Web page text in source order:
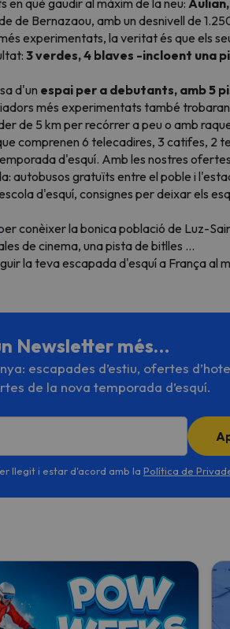
de Bernazaou, amb un desnivell de
experimentats, la veritat és que els
3 verdes, 4 blaves -incloent una
d'un espai per a debutants, amb 5
més experimentats també
de 5 km per recórrer a peu o amb
comprenen 6 telecadires, 3 catifes, 2
d'esquí. Amb les nostres
autobusos gratuïts entre el poble i
d'esquí, consignes per deixar els
conèixer la bonica població de Luz-
de cinema, una pista de bitlles ...
la teva escapada d'esquí a França al
Newsletter més…
escapades d’estiu, ofertes
de la nova temporada d’esquí.
llegit i estar d'acord amb la Política de